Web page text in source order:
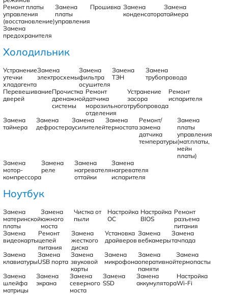
Ремонт платы
управления
(восстановление)
Замена
платы
управления
Прошивка Замена
конденсатора
Замена
таймера
Замена
предохранителя
Холодильник
Устранение
утечки
хладагента
Замена
электросхемы
Замена
фильтра
осушителя
Замена
ТЭН
Замена
трубопровода
Перевешивание
дверей
Прочистка
дренажной
системы
Ремонт
датчика
морозильного
отделения
Устранение
засора
трубопровода
Ремонт
испарителя
Замена
таймера
Замена
дефростера
Замена
усилителей
Замена
термостата
Ремонт/
замена
датчика
температуры
Замена
платы
управления
(мат.платы,
мейн
платы)
Замена
мотор-
компрессора
Замена
реле
Замена
нагревателя
оттайки
Замена
нагревателя
испарителя
Ноутбук
Замена
материнской
платы
Замена
южного
моста
Чистка от
пыли
Настройка
ОС
Настройка
BIOS
Ремонт
разъема
питания
Замена
видеокарты
Ремонт
цепей
питания
Замена
жесткого
диска
Установка
драйверов
Замена
вебкамеры
Замена
тачпада
Замена
клавиатуры
Замена
USB порта
Замена
звуковой
карты
Замена
микрофона
Замена
оперативной
памяти
Замена
термопасты
Замена
шлейфа
матрицы
Замена
экрана
Замена
северного
моста
Замена
SSD
Замена
аккумулятора
Настройка
Wi-Fi